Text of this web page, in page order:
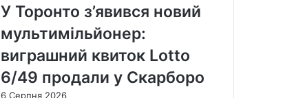
У Торонто з’явився новий
мультимільйонер:
виграшний квиток Lotto
6/49 продали у Скарборо
6 Серпня 2026